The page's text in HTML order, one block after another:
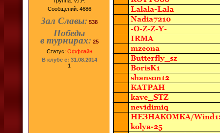
Сообщений: 4686
Зал Славы: 538
Победы
в турнирах: 25
Статус: Оффлайн
В клубе с: 31.08.2014
1